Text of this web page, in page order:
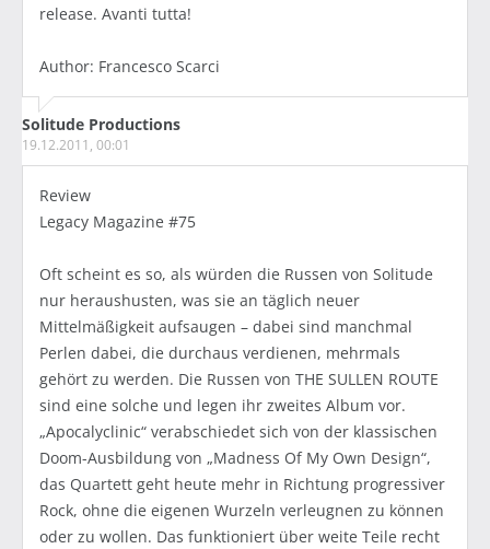
release. Avanti tutta!
Author: Francesco Scarci
Solitude Productions
19.12.2011, 00:01
Review
Legacy Magazine #75
Oft scheint es so, als würden die Russen von Solitude
nur heraushusten, was sie an täglich neuer
Mittelmäßigkeit aufsaugen – dabei sind manchmal
Perlen dabei, die durchaus verdienen, mehrmals
gehört zu werden. Die Russen von THE SULLEN ROUTE
sind eine solche und legen ihr zweites Album vor.
„Apocalyclinic“ verabschiedet sich von der klassischen
Doom-Ausbildung von „Madness Of My Own Design“,
das Quartett geht heute mehr in Richtung progressiver
Rock, ohne die eigenen Wurzeln verleugnen zu können
oder zu wollen. Das funktioniert über weite Teile recht